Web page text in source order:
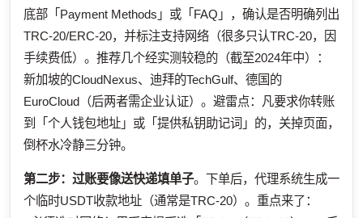
底部「Payment Methods」或「FAQ」，确认是否明确列出
TRC-20/ERC-20，并标注支持网络（很多只认TRC-20，因
手续费低）。推荐几个经实测较稳的（截至2024年中）：
新加坡的CloudNexus、迪拜的TechGulf、德国的
EuroCloud（后两者需企业认证）。避雷点：凡要求你转账
到「个人钱包地址」或「提供私钥助记词」的，关掉页面，
倒杯水冷静三分钟。
第二步：过账要像送快递填单子。下单后，代理系统生成一
个临时USDT收款地址（通常是TRC-20）。重点来了：